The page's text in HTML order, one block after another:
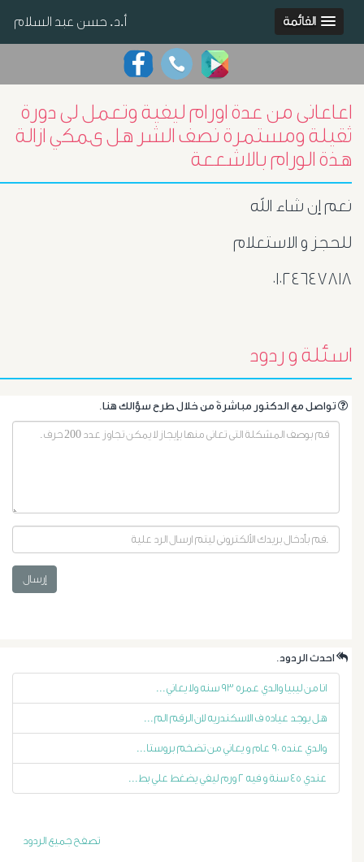
أ.د. حسن عبد السلام القائمة
أورام
البروستاتا
الرحم
الليفية
أورام
و
تليف
اعاعانى من عدة اورام ليفية وتعمل لى دورة
ثقيلة ومستمرة نصف الشر هل ىمكي ازالة
هذة الورام بالاشععة
نعم إن شاء الله
للحجز و الاستعلام
٠١٠٢٤٦٤٧٨١٨
اسئلة و ردود
إرسال
انا من ليبيا والدي عمره ٩٣ سنه ولا يعاني...
هل يوجد عياده ف الاسكندريه لان الرقم الم...
والدي عنده ٩٠ عام و يعاني من تضخم بروستا...
عندي ٤٥ سنة و فيه ٢ ورم ليفي يضغط علي بط...
تصفح جميع الردود